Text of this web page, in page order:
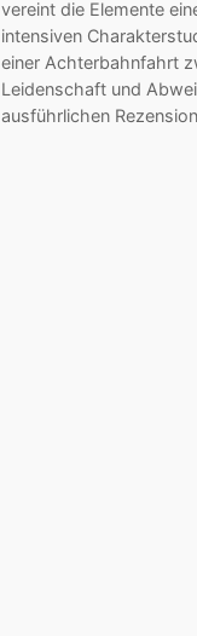
vereint die Elemente
intensiven
einer Achterbahnfahrt
Leidenschaft und
ausführlichen